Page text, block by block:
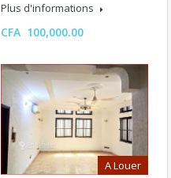
Plus d'informations
CFA 100,000.00
A Louer